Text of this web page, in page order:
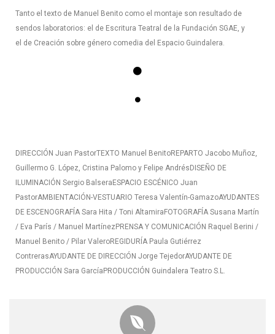
Tanto el texto de Manuel Benito como el montaje son resultado de
sendos laboratorios: el de Escritura Teatral de la Fundación SGAE, y
el de Creación sobre género comedia del Espacio Guindalera.
DIRECCIÓN Juan PastorTEXTO Manuel BenitoREPARTO Jacobo Muñoz,
Guillermo G. López, Cristina Palomo y Felipe Andrés DISEÑO DE
ILUMINACIÓN Sergio Balsera ESPACIO ESCÉNICO Juan
PastorAMBIENTACIÓN-VESTUARIO Teresa Valentín-GamazoAYUDANTES
DE ESCENOGRAFÍA Sara Hita / Toni Altamira FOTOGRAFÍA Susana Martín
/ Eva París / Manuel Martínez PRENSA Y COMUNICACIÓN Raquel Berini /
Manuel Benito / Pilar ValeroREGIDURÍA Paula Gutiérrez
ContrerasAYUDANTE DE DIRECCIÓN Jorge TejedorAYUDANTE DE
PRODUCCIÓN Sara García PRODUCCIÓN Guindalera Teatro S.L.